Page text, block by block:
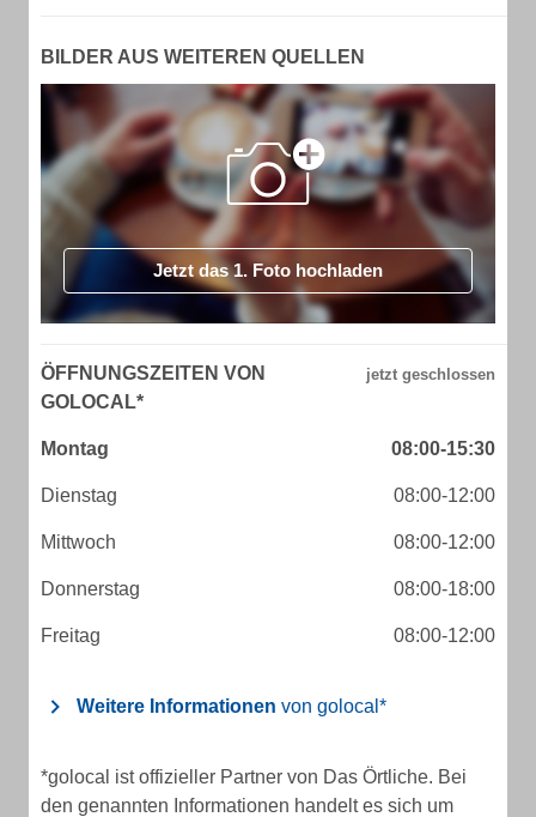
BILDER AUS WEITEREN QUELLEN
Jetzt das 1. Foto hochladen
ÖFFNUNGSZEITEN VON
GOLOCAL*
Montag 08:00-15:30
Dienstag 08:00-12:00
Mittwoch 08:00-12:00
Donnerstag 08:00-18:00
Freitag 08:00-12:00
Weitere Informationen von golocal*
*golocal ist offizieller Partner von Das Örtliche. Bei
den genannten Informationen handelt es sich um